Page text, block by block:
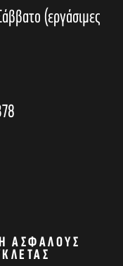
(εργάσιμες
ΑΣΦΑΛΟΎΣ